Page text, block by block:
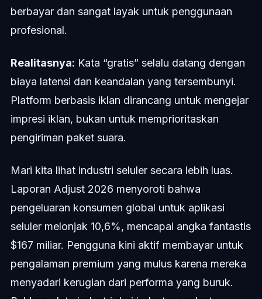
berbayar dan sangat layak untuk penggunaan
profesional.
Realitasnya: Kata “gratis” selalu datang dengan
biaya latensi dan keandalan yang tersembunyi.
Platform berbasis iklan dirancang untuk mengejar
impresi iklan, bukan untuk memprioritaskan
pengiriman paket suara.
Mari kita lihat industri seluler secara lebih luas.
Laporan Adjust 2026 menyoroti bahwa
pengeluaran konsumen global untuk aplikasi
seluler melonjak 10,6%, mencapai angka fantastis
$167 miliar. Pengguna kini aktif membayar untuk
pengalaman premium yang mulus karena mereka
menyadari kerugian dari performa yang buruk.